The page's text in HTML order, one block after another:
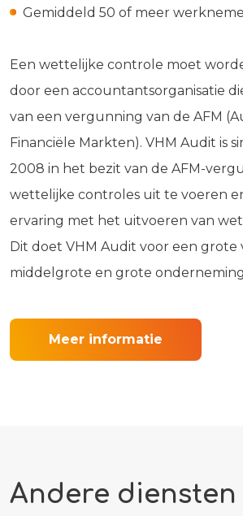
Gemiddeld 50 of meer
Een wettelijke controle moet
door een accountantsorganisatie
van een vergunning van de AFM
Financiële Markten). VHM Audit is
2008 in het bezit van de AFM-
wettelijke controles uit te voeren
ervaring met het uitvoeren van
Dit doet VHM Audit voor een grote
middelgrote en grote
Meer informatie
Andere diensten